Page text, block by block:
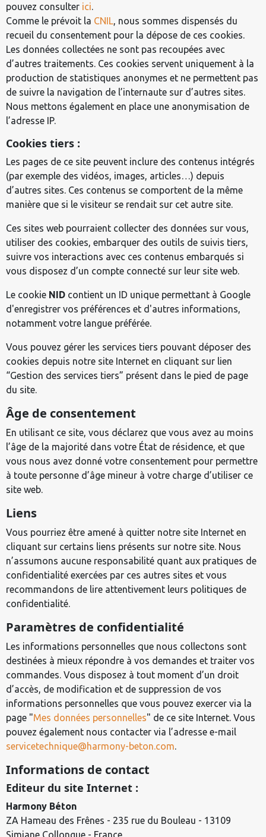
pouvez consulter ici
Comme le prévoit la CNIL
, nous sommes dispensés du
recueil du consentement pour la dépose de ces cookies.
Les données collectées ne sont pas recoupées avec
d’autres traitements. Ces cookies servent uniquement à la
production de statistiques anonymes et ne permettent pas
de suivre la navigation de l’internaute sur d’autres sites.
Nous mettons également en place une anonymisation de
l’adresse IP.
Cookies tiers :
Les pages de ce site peuvent inclure des contenus intégrés
(par exemple des vidéos, images, articles…) depuis
d’autres sites. Ces contenus se comportent de la même
manière que si le visiteur se rendait sur cet autre site.
Ces sites web pourraient collecter des données sur vous,
utiliser des cookies, embarquer des outils de suivis tiers,
suivre vos interactions avec ces contenus embarqués si
vous disposez d’un compte connecté sur leur site web.
Le cookie NID contient un ID unique permettant à Google
d'enregistrer vos préférences et d'autres informations,
notamment votre langue préférée.
Vous pouvez gérer les services tiers pouvant déposer des
cookies depuis notre site Internet en cliquant sur lien
“Gestion des services tiers” présent dans le pied de page
du site.
Âge de consentement
En utilisant ce site, vous déclarez que vous avez au moins
l’âge de la majorité dans votre État de résidence, et que
vous nous avez donné votre consentement pour permettre
à toute personne d’âge mineur à votre charge d’utiliser ce
site web.
Liens
Vous pourriez être amené à quitter notre site Internet en
cliquant sur certains liens présents sur notre site. Nous
n’assumons aucune responsabilité quant aux pratiques de
confidentialité exercées par ces autres sites et vous
recommandons de lire attentivement leurs politiques de
confidentialité.
Paramètres de confidentialité
Les informations personnelles que nous collectons sont
destinées à mieux répondre à vos demandes et traiter vos
commandes. Vous disposez à tout moment d’un droit
d’accès, de modification et de suppression de vos
informations personnelles que vous pouvez exercer via la
page "Mes données personnelles" de ce site Internet. Vous
pouvez également nous contacter via l’adresse e-mail
servicetechnique@harmony-beton.com
Informations de contact
Editeur du site Internet :
Harmony Béton
ZA Hameau des Frênes - 235 rue du Bouleau - 13109
Simiane Collongue - France